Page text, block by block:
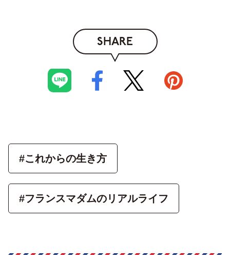
SHARE
#これからの生き方
#フランスマダムのリアルライフ